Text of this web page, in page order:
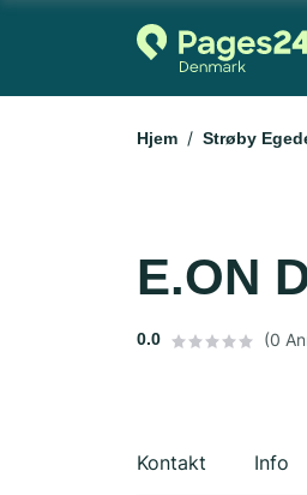
Hjem Strøby
E.ON
0.0 (0
Kontakt Info